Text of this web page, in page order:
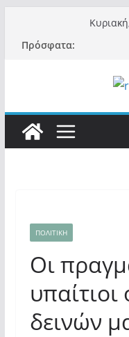
περιεχόμενο
Πρόσφατα:
ΠΟΛΙΤΙΚΗ
Οι
δεινών